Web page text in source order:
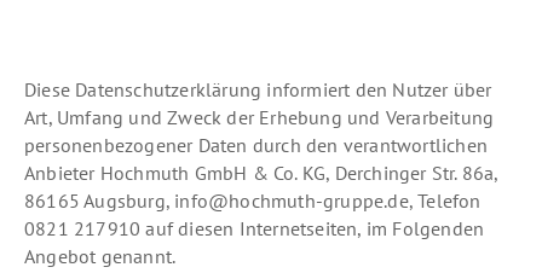
Verantwortung
90 t
AC 40
CT. 2
Multifunktionskran
Fertighauskran
Maler- und Lackierarbeiten
Dachrinnenreinigung
Sanierung und Renovierung
Fassadenreinigung
Mietservice
Flurförderzeug und Telestapler
Kran
Anschläger
Einweiser
Anwender PSAgA
IT
IT-Lösungen
Hard- und Software
TK-Anlagen
Sicherheit
Diese Datenschutzerklärung informiert den Nutzer über
Art, Umfang und Zweck der Erhebung und Verarbeitung
personenbezogener Daten durch den verantwortlichen
Anbieter Hochmuth GmbH & Co. KG, Derchinger Str. 86a,
86165 Augsburg, info@hochmuth-gruppe.de, Telefon
0821 217910 auf diesen Internetseiten, im Folgenden
Angebot genannt.